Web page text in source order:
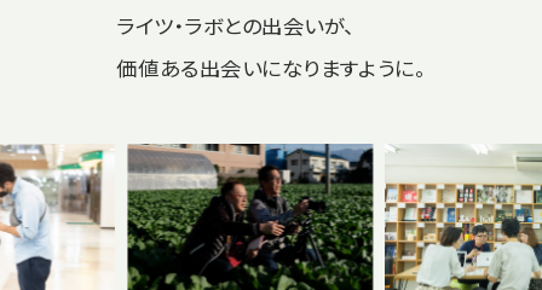
ライツ・ラボとの出会いが、
価値ある出会いになりますように。